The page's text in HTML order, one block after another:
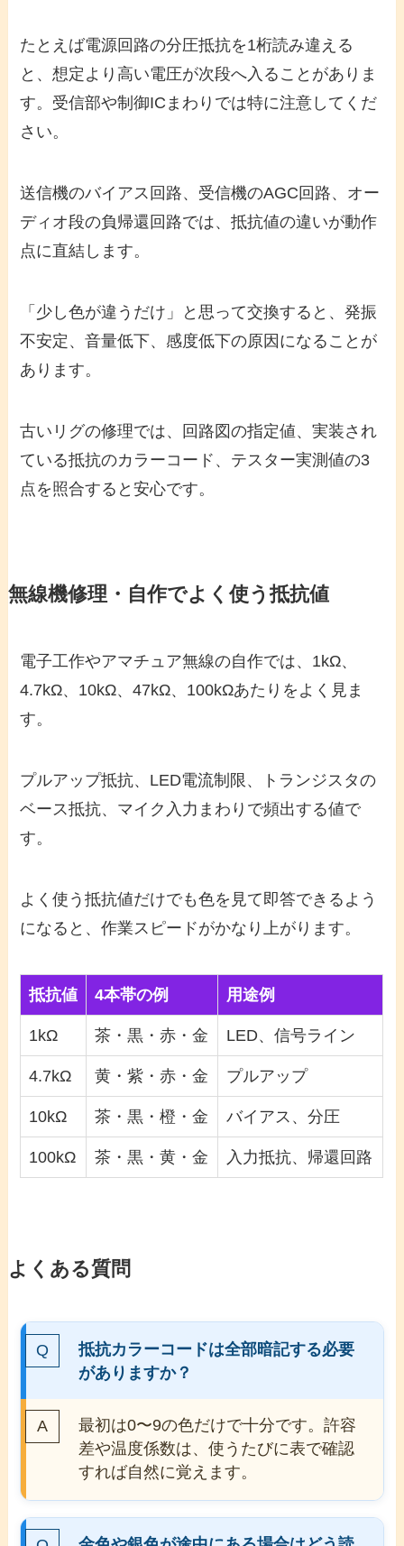
たとえば電源回路の分圧抵抗を1桁読み違える
と、想定より高い電圧が次段へ入ることがありま
す。受信部や制御ICまわりでは特に注意してくだ
さい。
送信機のバイアス回路、受信機のAGC回路、オー
ディオ段の負帰還回路では、抵抗値の違いが動作
点に直結します。
「少し色が違うだけ」と思って交換すると、発振
不安定、音量低下、感度低下の原因になることが
あります。
古いリグの修理では、回路図の指定値、実装され
ている抵抗のカラーコード、テスター実測値の3
点を照合すると安心です。
無線機修理・自作でよく使う抵抗値
電子工作やアマチュア無線の自作では、1kΩ、
4.7kΩ、10kΩ、47kΩ、100kΩあたりをよく見ま
す。
プルアップ抵抗、LED電流制限、トランジスタの
ベース抵抗、マイク入力まわりで頻出する値で
す。
よく使う抵抗値だけでも色を見て即答できるよう
になると、作業スピードがかなり上がります。
抵抗値 4本帯の例 用途例
1kΩ 茶・黒・赤・金 LED、信号ライン
4.7kΩ 黄・紫・赤・金 プルアップ
10kΩ 茶・黒・橙・金 バイアス、分圧
100kΩ 茶・黒・黄・金 入力抵抗、帰還回路
よくある質問
抵抗カラーコードは全部暗記する必要
がありますか？
最初は0〜9の色だけで十分です。許容
差や温度係数は、使うたびに表で確認
すれば自然に覚えます。